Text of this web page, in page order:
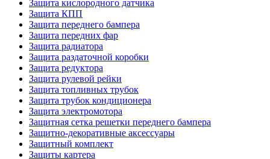
Защита кислородного датчика
Защита КПП
Защита переднего бампера
Защита передних фар
Защита радиатора
Защита раздаточной коробки
Защита редуктора
Защита рулевой рейки
Защита топливных трубок
Защита трубок кондиционера
Защита электромотора
Защитная сетка решетки переднего бампера
Защитно-декоративные аксессуары
Защитный комплект
Защиты картера